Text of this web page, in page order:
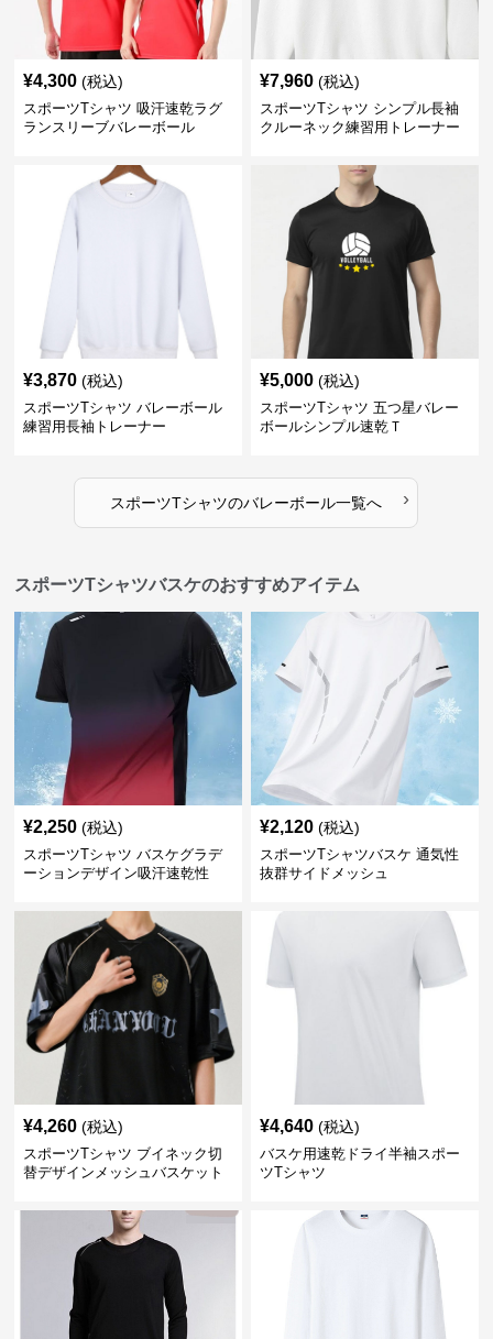
¥4,300 (税込)
スポーツTシャツ 吸汗速乾ラグ
ランスリーブバレーボール
¥7,960 (税込)
スポーツTシャツ シンプル長袖
クルーネック練習用トレーナー
¥3,870 (税込)
スポーツTシャツ バレーボール
練習用長袖トレーナー
¥5,000 (税込)
スポーツTシャツ 五つ星バレー
ボールシンプル速乾Ｔ
スポーツTシャツのバレーボール一覧へ ›
スポーツTシャツバスケのおすすめアイテム
¥2,250 (税込)
スポーツTシャツ バスケグラデ
ーションデザイン吸汗速乾性
¥2,120 (税込)
スポーツTシャツバスケ 通気性
抜群サイドメッシュ
¥4,260 (税込)
スポーツTシャツ ブイネック切
替デザインメッシュバスケット
¥4,640 (税込)
バスケ用速乾ドライ半袖スポー
ツTシャツ